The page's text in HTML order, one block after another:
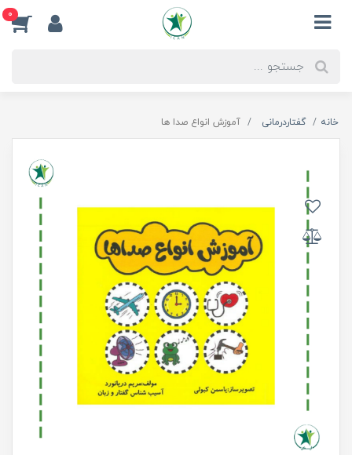
0
خانه گفتاردرمانی آموزش انواع صدا ها